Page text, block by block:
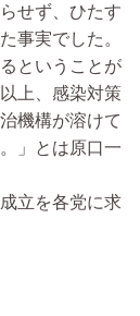
せず、ひたす
事実でした。
ということが
上、感染対策
機構が溶けて
」とは原口一
立を各党に求